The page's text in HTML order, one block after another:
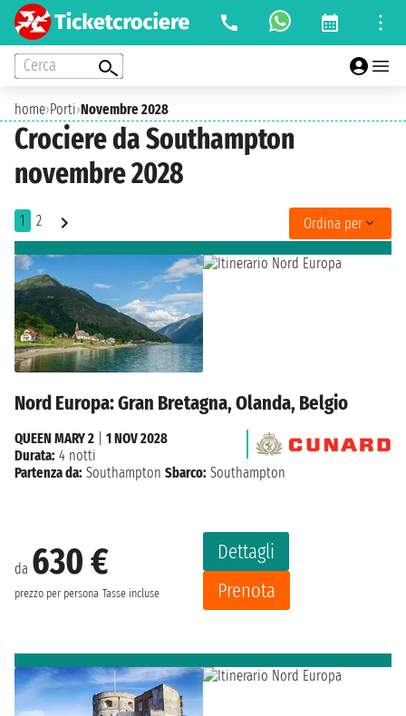
Cerca
home›Porti›Novembre 2028
Crociere da Southampton
novembre 2028
1 2 Ordina per
Nord Europa: Gran Bretagna, Olanda, Belgio
da 630 €
prezzo per persona Tasse incluse
Dettagli
Prenota
QUEEN MARY 2
1 NOV 2028
Durata: 4 notti
Partenza da: Southampton Sbarco: Southampton